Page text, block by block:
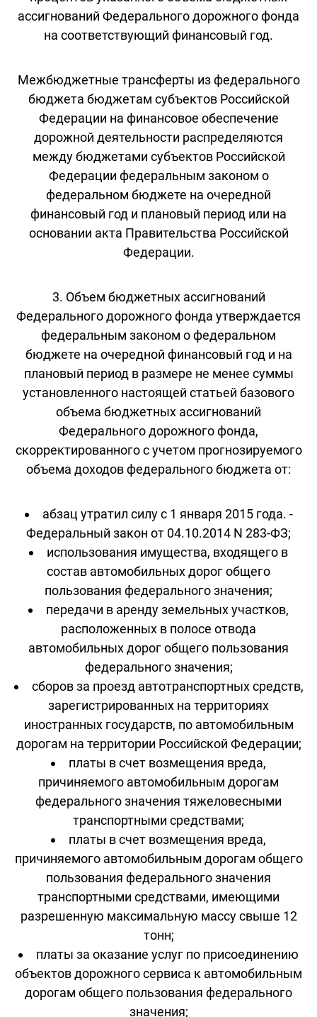
ассигнований Федерального дорожного фонда
на соответствующий финансовый год.
Межбюджетные трансферты из федерального
бюджета бюджетам субъектов Российской
Федерации на финансовое обеспечение
дорожной деятельности распределяются
между бюджетами субъектов Российской
Федерации федеральным законом о
федеральном бюджете на очередной
финансовый год и плановый период или на
основании акта Правительства Российской
Федерации.
3. Объем бюджетных ассигнований
Федерального дорожного фонда утверждается
федеральным законом о федеральном
бюджете на очередной финансовый год и на
плановый период в размере не менее суммы
установленного настоящей статьей базового
объема бюджетных ассигнований
Федерального дорожного фонда,
скорректированного с учетом прогнозируемого
объема доходов федерального бюджета от:
абзац утратил силу с 1 января 2015 года. -
Федеральный закон от 04.10.2014 N 283-ФЗ;
использования имущества, входящего в
состав автомобильных дорог общего
пользования федерального значения;
передачи в аренду земельных участков,
расположенных в полосе отвода
автомобильных дорог общего пользования
федерального значения;
сборов за проезд автотранспортных средств,
зарегистрированных на территориях
иностранных государств, по автомобильным
дорогам на территории Российской Федерации;
платы в счет возмещения вреда,
причиняемого автомобильным дорогам
федерального значения тяжеловесными
транспортными средствами;
платы в счет возмещения вреда,
причиняемого автомобильным дорогам общего
пользования федерального значения
транспортными средствами, имеющими
разрешенную максимальную массу свыше 12
тонн;
платы за оказание услуг по присоединению
объектов дорожного сервиса к автомобильным
дорогам общего пользования федерального
значения;